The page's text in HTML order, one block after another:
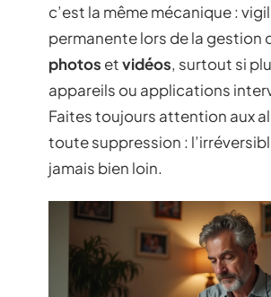
c’est la même mécanique :
permanente lors de la gestion
photos etvidéos, surtout si
appareils ou applications
Faites toujours attention aux
toute suppression :
jamais bien loin.